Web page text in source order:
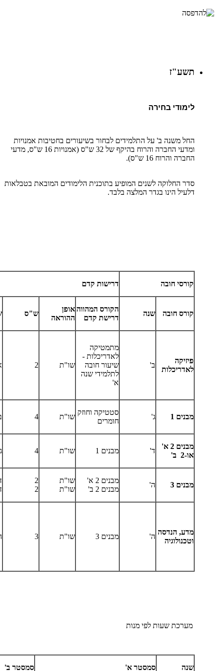
תשע"ז
לימודי בחירה
החל משנה ב' על התלמידים לבחור בשיעורים בחטיבות אמנויות
ומדעי החברה והרוח בהיקף של 32 ש"ס (אמנויות 16 ש"ס, מדעי
החברה והרוח 16 ש"ס).
סדר החלוקה לשנים המופיע בתוכנית הלימודים המובאת בטבלאות
דלעיל הינו בגדר המלצה בלבד.
קורסי חובה דרישות קדם
קורס חובה שנה
הקורס המהווה
דרישת קדם
אופן
ההוראה
ש"ס
פיזיקה
לאדריכלות
ב'
מתמטיקה
לאדריכלות -
שיעור חובה
לתלמידי שנה
א'
שו"ת 2
מבנים 1 ג'
סטטיקה וחוזק
חומרים
שו"ת 4
מבנים 2 א'
​או-2 ב'
ד' מבנים 1 שו"ת 4
מבנים 3 ה'
מבנים 2 א'
מבנים 2 ב'
שו"ת
שו"ת
2
2
מדע, הנדסה
וטכנולוגיה
ה' מבנים 3 שו"ת 3
מערכת שעות לפי מנות
שנה סמסטר א' סמסטר ב'